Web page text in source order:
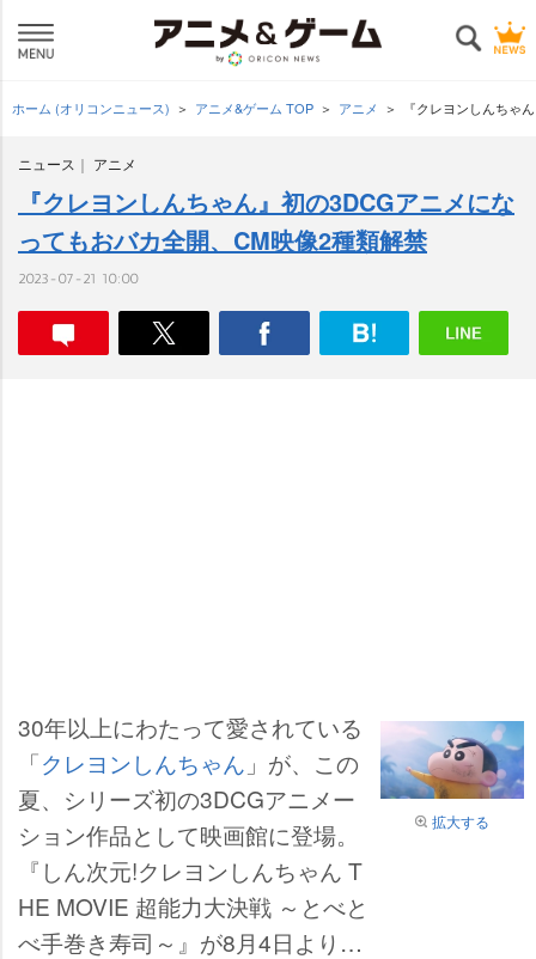
ホーム (オリコンニュース) アニメ&ゲーム TOP アニメ 『クレヨンしんちゃ
ニュース アニメ
『クレヨンしんちゃん』初の3DCGアニメにな
ってもおバカ全開、CM映像2種類解禁
2023-07-21 10:00
拡大する
30年以上にわたって愛されている
「クレヨンしんちゃん 」が、この
夏、シリーズ初の3DCGアニメー
ション作品として映画館に登場。
『しん次元!クレヨンしんちゃん T
HE MOVIE 超能力大決戦 ～とべと
べ手巻き寿司～』が8月4日より公